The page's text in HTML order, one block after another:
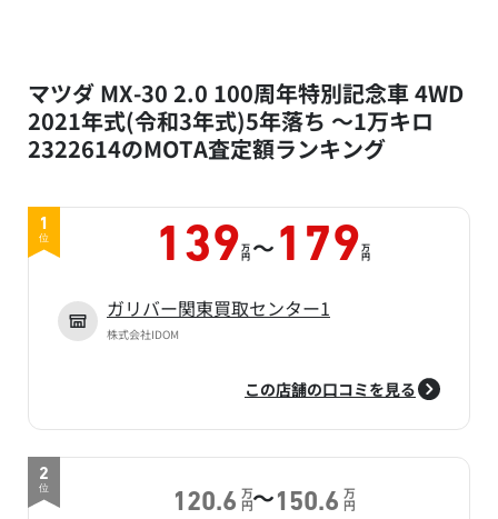
マツダ MX-30 2.0 100周年特別記念車 4WD
2021年式(令和3年式)5年落ち ～1万キロ
2322614のMOTA査定額ランキング
1
位 139万
円 ～ 179万
円
ガリバー関東買取センター1
株式会社IDOM
この店舗の口コミを見る
2
位
120.6 万
円～150.6 万
円